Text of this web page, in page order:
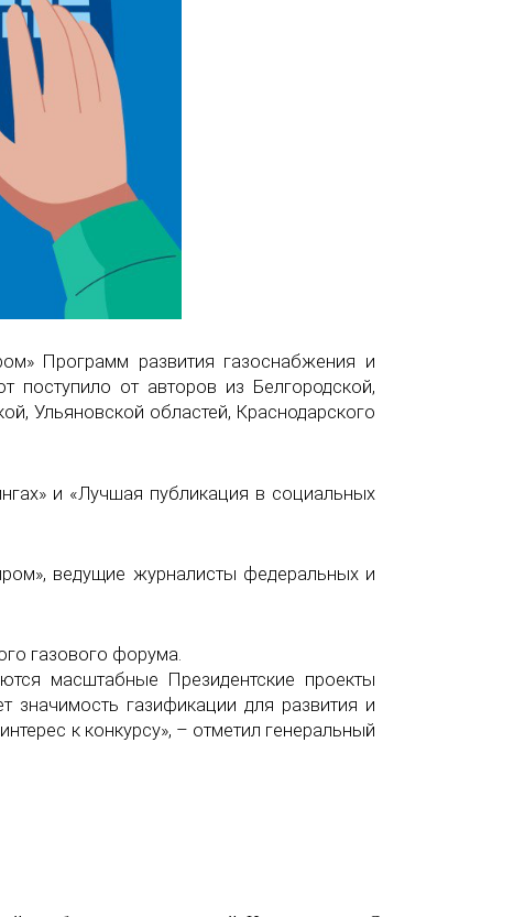
Программ развития газоснабжения и
поступило от авторов из Белгородской,
Ульяновской областей, Краснодарского
и «Лучшая публикация в социальных
ведущие журналисты федеральных и
газового форума.
масштабные Президентские проекты
значимость газификации для развития и
к конкурсу», – отметил генеральный